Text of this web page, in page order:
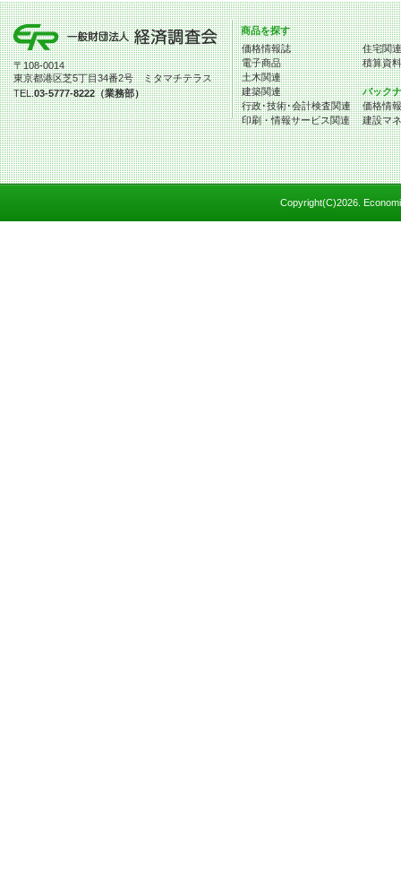
〒108-0014
東京都港区芝5丁目34番2号 ミタマチテラス
TEL.03-5777-8222（業務部）
商品を探す
価格情報誌
電子商品
土木関連
建築関連
行政･技術･会計検査関連
印刷・情報サービス関連
住宅関連
積算資
バック
価格情
建設マ
Copyright(C)2026.